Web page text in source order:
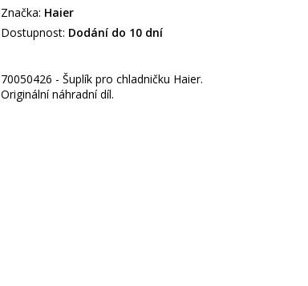
Značka: Haier
Dostupnost: Dodání do 10 dní
70050426 - Šuplík pro chladničku Haier.
Originální náhradní díl.